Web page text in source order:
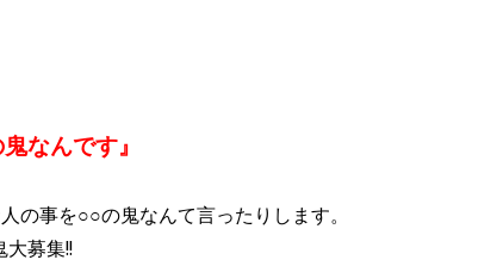
なんです』
の事を○○の鬼なんて言ったりします。
募集!!